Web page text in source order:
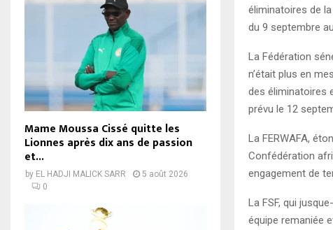
éliminatoires de
du 9 septembre
La Fédération
n’était plus en
des éliminatoires
prévu le 12
La FERWAFA,
Confédération
engagement de
La FSF, qui
équipe remaniée
Mame Moussa Cissé quitte les
Lionnes après dix ans de passion
et...
by EL HADJI MALICK SARR
5 août 2026
0